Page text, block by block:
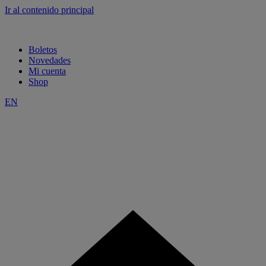
Ir al contenido principal
Boletos
Novedades
Mi cuenta
Shop
EN